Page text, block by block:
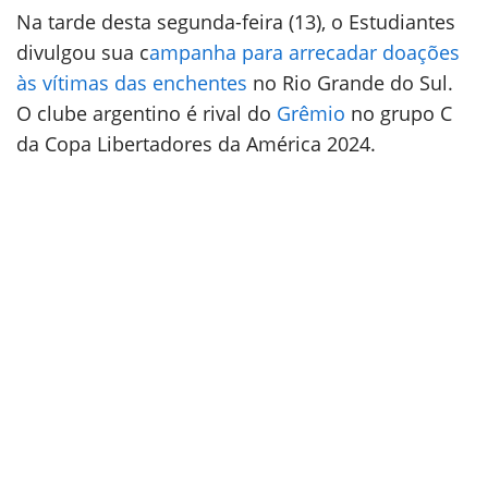
Na tarde desta segunda-feira (13), o Estudiantes
divulgou sua campanha para arrecadar doações
às vítimas das enchentes no Rio Grande do Sul.
O clube argentino é rival do Grêmio no grupo C
da Copa Libertadores da América 2024.